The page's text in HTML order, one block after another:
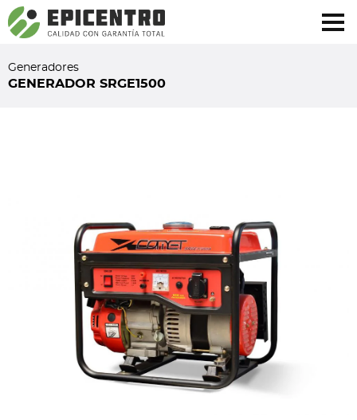
¿Olvidó su contraseña?Regístrese aquí
Generadores
GENERADOR SRGE1500